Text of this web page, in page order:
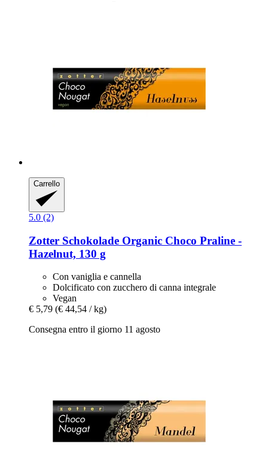
Carrello
5.0 (2)
Zotter Schokolade Organic Choco Praline -​
Hazelnut, 130 g
Con vaniglia e cannella
Dolcificato con zucchero di canna integrale
Vegan
€ 5,79 (€ 44,54 / kg)
Consegna entro il giorno 11 agosto